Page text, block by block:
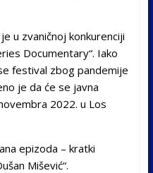
u zvaničnoj konkurenciji
Documentary“. Iako
festival zbog pandemije
je da će se javna
2022. u Los
epizoda – kratki
Mišević“.